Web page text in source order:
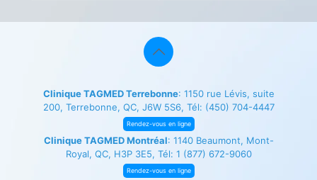
Clinique TAGMED Terrebonne: 1150 rue Lévis, suite
200, Terrebonne, QC, J6W 5S6, Tél: (450) 704-4447
Rendez-vous en ligne
Clinique TAGMED Montréal: 1140 Beaumont, Mont-
Royal, QC, H3P 3E5, Tél: 1 (877) 672-9060
Rendez-vous en ligne